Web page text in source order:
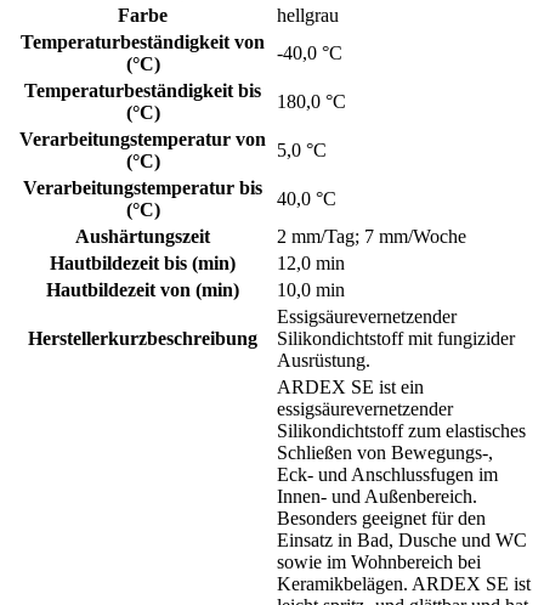
Farbe
hellgrau
Temperaturbeständigkeit von
(°C)
-40,0 °C
Temperaturbeständigkeit bis
(°C)
180,0 °C
Verarbeitungstemperatur von
(°C)
5,0 °C
Verarbeitungstemperatur bis
(°C)
40,0 °C
Aushärtungszeit
2 mm/Tag; 7 mm/Woche
Hautbildezeit bis (min)
12,0 min
Hautbildezeit von (min)
10,0 min
Herstellerkurzbeschreibung
Essigsäurevernetzender
Silikondichtstoff mit fungizider
Ausrüstung.
ARDEX SE ist ein
essigsäurevernetzender
Silikondichtstoff zum elastisches
Schließen von Bewegungs-,
Eck- und Anschlussfugen im
Innen- und Außenbereich.
Besonders geeignet für den
Einsatz in Bad, Dusche und WC
sowie im Wohnbereich bei
Keramikbelägen. ARDEX SE ist